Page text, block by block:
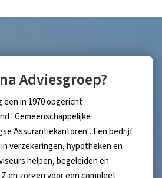
Adviesgroep?
een in 1970 opgericht
"Gemeenschappelijke
Assurantiekantoren". Een bedrijf
verzekeringen, hypotheken en
helpen, begeleiden en